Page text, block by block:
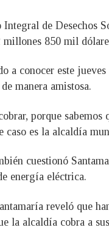
Integral de Desechos
850 mil
a conocer este
manera amistosa.
porque
caso es la alcaldía
cuestionó
energía eléctrica.
reveló que
la alcaldía cobra a